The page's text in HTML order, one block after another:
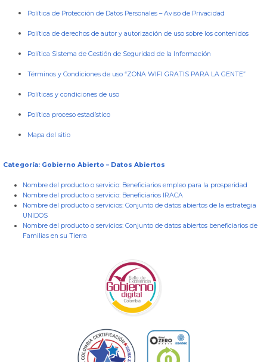
Política de Protección de Datos Personales –Aviso de Privacidad
Política de derechos de autor y autorización de uso sobre los contenidos
Política Sistema de Gestión de Seguridad de la Información
Términos y Condiciones de uso “ZONA WIFI GRATIS PARA LA GENTE”
Políticas y condiciones de uso
Política proceso estadístico
Mapa del sitio
Categoría: Gobierno Abierto – Datos Abiertos
Nombre del producto o servicio: Beneficiarios empleo para la prosperidad
Nombre del producto o servicio: Beneficiarios IRACA
Nombre del producto o servicios: Conjunto de datos abiertos de la estrategia
UNIDOS
Nombre del producto o servicios: Conjunto de datos abiertos beneficiarios de
Familias en su Tierra